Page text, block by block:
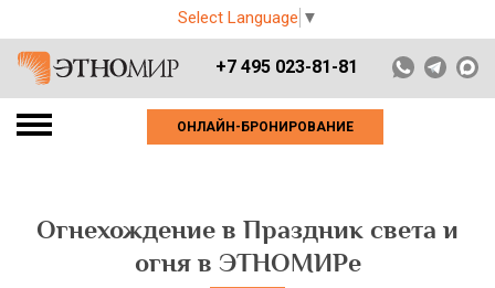
Select Language ▼
+7 495 023-81-81
ОНЛАЙН-БРОНИРОВАНИЕ
Огнехождение в Праздник света и
огня в ЭТНОМИРе